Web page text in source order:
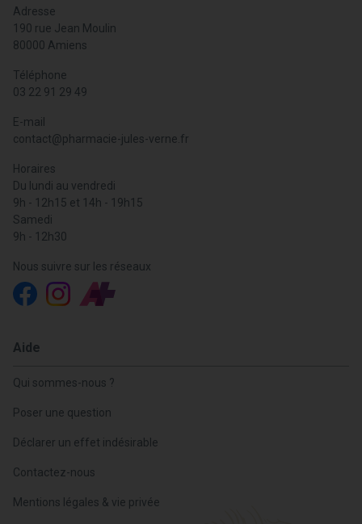
Adresse
190 rue Jean Moulin
80000 Amiens
Téléphone
03 22 91 29 49
E-mail
contact@pharmacie-jules-verne.fr
Horaires
Du lundi au vendredi
9h - 12h15 et 14h - 19h15
Samedi
9h - 12h30
Nous suivre sur les réseaux
Aide
Qui sommes-nous ?
Poser une question
Déclarer un effet indésirable
Contactez-nous
Mentions légales & vie privée